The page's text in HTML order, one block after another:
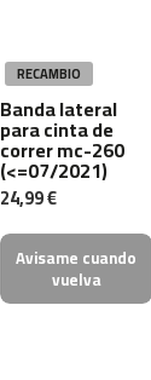
RECAMBIO
Banda lateral
para cinta de
correr mc-260
(<=07/2021)
24,99 €
Avisame cuando
vuelva